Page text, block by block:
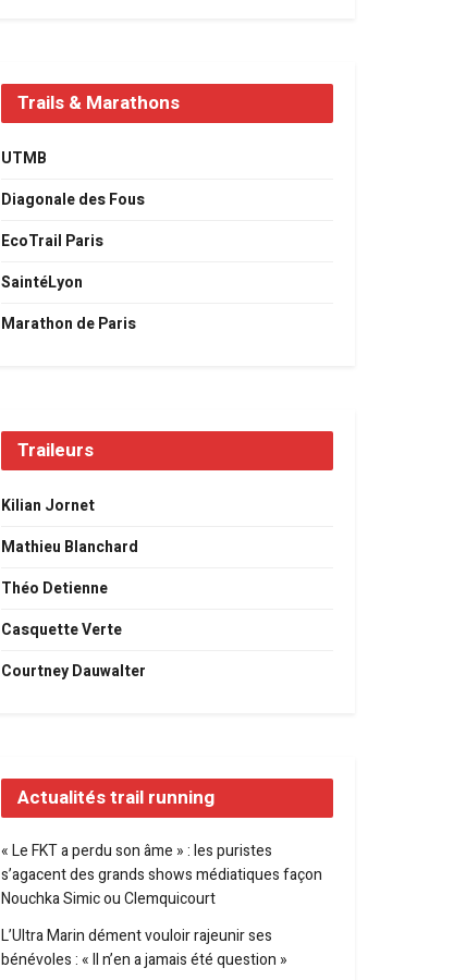
Trails & Marathons
UTMB
Diagonale des Fous
EcoTrail Paris
SaintéLyon
Marathon de Paris
Traileurs
Kilian Jornet
Mathieu Blanchard
Théo Detienne
Casquette Verte
Courtney Dauwalter
Actualités trail running
« Le FKT a perdu son âme » : les puristes
s’agacent des grands shows médiatiques façon
Nouchka Simic ou Clemquicourt
L’Ultra Marin dément vouloir rajeunir ses
bénévoles : « Il n’en a jamais été question »